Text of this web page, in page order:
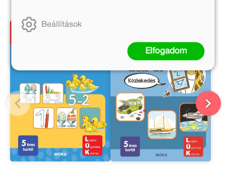
Beállítások
Elfogadom